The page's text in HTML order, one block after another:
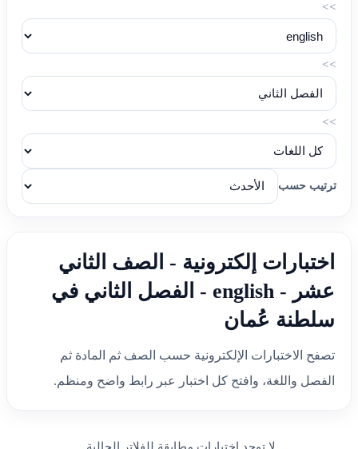
>>
>>
>>
ترتيب حسب
اختبارات إلكترونية - الصف الثاني
عشر - english - الفصل الثاني في
سلطنة عُمان
تصفح الاختبارات الإلكترونية حسب الصف ثم المادة ثم
الفصل واللغة، وافتح كل اختبار عبر رابط واضح ومنظم.